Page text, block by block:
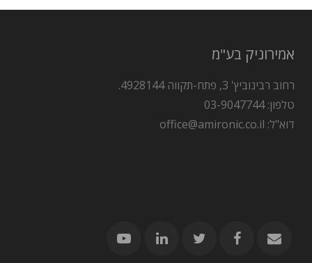
אמירוניק בע"מ
רחוב רבינוביץ' 3, פתח-תקווה 4928144.
טלפון: 03-9047744
דוא"ל: office@amironic.co.il